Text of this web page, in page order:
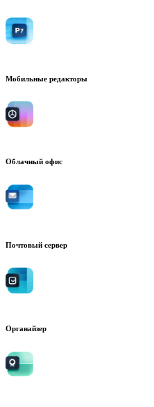
Мобильные редакторы
Облачный офис
Почтовый сервер
Органайзер